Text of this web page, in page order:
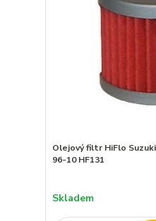
Olejový filtr HiFlo
96-10 HF131
Skladem